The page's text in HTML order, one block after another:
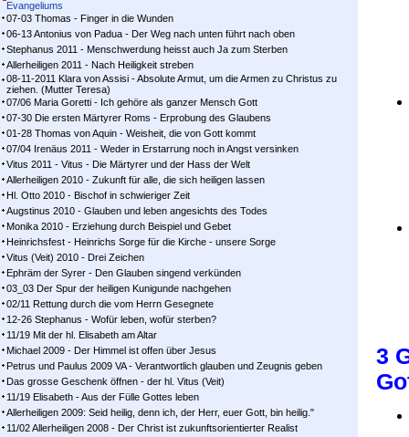
Evangeliums
07-03 Thomas - Finger in die Wunden
06-13 Antonius von Padua - Der Weg nach unten führt nach oben
Stephanus 2011 - Menschwerdung heisst auch Ja zum Sterben
Allerheiligen 2011 - Nach Heiligkeit streben
08-11-2011 Klara von Assisi - Absolute Armut, um die Armen zu Christus zu
ziehen. (Mutter Teresa)
07/06 Maria Goretti - Ich gehöre als ganzer Mensch Gott
07-30 Die ersten Märtyrer Roms - Erprobung des Glaubens
01-28 Thomas von Aquin - Weisheit, die von Gott kommt
07/04 Irenäus 2011 - Weder in Erstarrung noch in Angst versinken
Vitus 2011 - Vitus - Die Märtyrer und der Hass der Welt
Allerheiligen 2010 - Zukunft für alle, die sich heiligen lassen
Hl. Otto 2010 - Bischof in schwieriger Zeit
Augstinus 2010 - Glauben und leben angesichts des Todes
Monika 2010 - Erziehung durch Beispiel und Gebet
Heinrichsfest - Heinrichs Sorge für die Kirche - unsere Sorge
Vitus (Veit) 2010 - Drei Zeichen
Ephräm der Syrer - Den Glauben singend verkünden
03_03 Der Spur der heiligen Kunigunde nachgehen
02/11 Rettung durch die vom Herrn Gesegnete
12-26 Stephanus - Wofür leben, wofür sterben?
11/19 Mit der hl. Elisabeth am Altar
Michael 2009 - Der Himmel ist offen über Jesus
Petrus und Paulus 2009 VA - Verantwortlich glauben und Zeugnis geben
Das grosse Geschenk öffnen - der hl. Vitus (Veit)
11/19 Elisabeth - Aus der Fülle Gottes leben
Allerheiligen 2009: Seid heilig, denn ich, der Herr, euer Gott, bin heilig."
11/02 Allerheiligen 2008 - Der Christ ist zukunftsorientierter Realist
3